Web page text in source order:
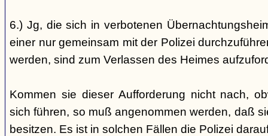
6.) Jg, die sich in verbotenen
einer nur gemeinsam mit der Polizei
werden, sind zum Verlassen des Heimes
Kommen sie dieser Aufforderung nicht nach,
sich führen, so muß angenommen werden, daß
besitzen. Es ist in solchen Fällen die Polizei